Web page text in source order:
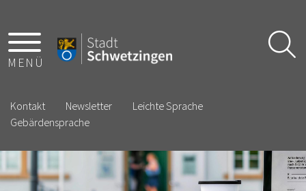
MENÜ
Kontakt Newsletter
Leichte Sprache
Gebärdensprache